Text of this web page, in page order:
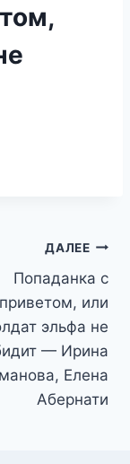
ДАЛЕЕ
Попаданка с
приветом, или
эльфа не
— Ирина
Елена
Абернати